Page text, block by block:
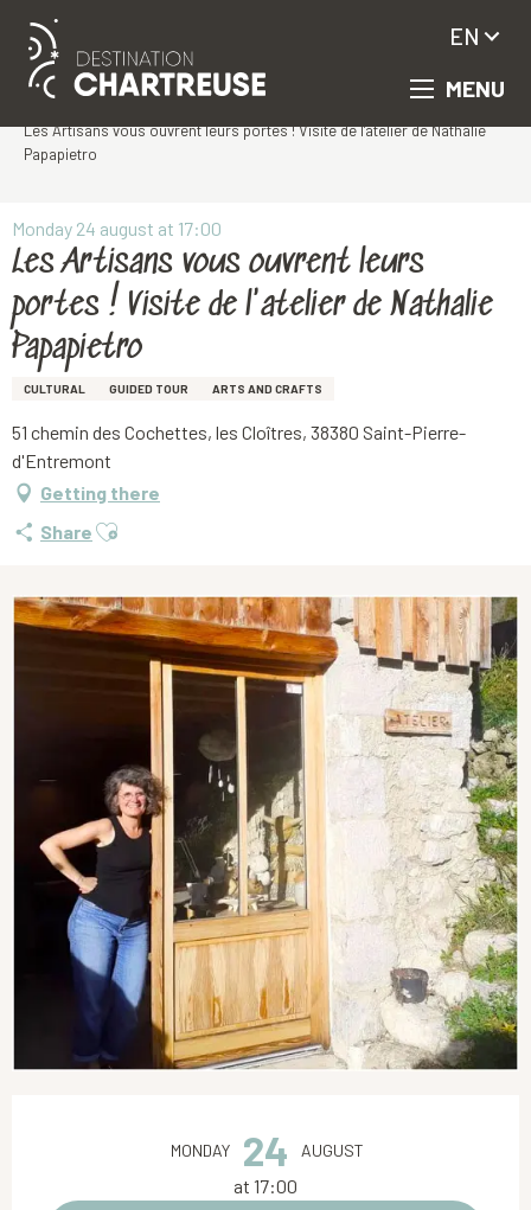
Aller
contenu
MENU
EN
Les Artisans vous ouvrent leurs portes ! Visite de l'atelier de Nathalie
Papapietro
Monday 24 august at 17:00
Les Artisans vous ouvrent leurs
portes ! Visite de l'atelier de Nathalie
Papapietro
CULTURAL GUIDED TOUR ARTS AND CRAFTS
51 chemin des Cochettes, les Cloîtres, 38380 Saint-Pierre-
d'Entremont
Getting there
Share Ajouter aux favoris
MONDAY 24 AUGUST
at 17:00